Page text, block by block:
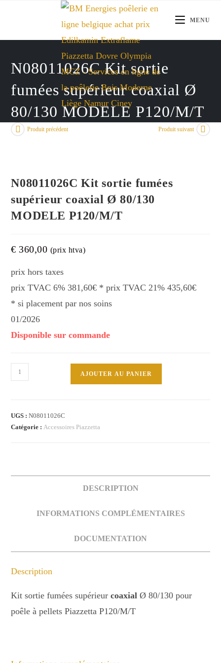
MENU
N08011026C Kit sortie
fumées supérieur coaxial Ø
80/130 MODELE P120/M/T
Produit précédent Produit suivant
N08011026C Kit sortie fumées
supérieur coaxial Ø 80/130
MODELE P120/M/T
€ 360,00 (prix htva)
prix hors taxes
prix TVAC 6% 381,60€ * prix TVAC 21% 435,60€
* si placement par nos soins
01/2026
Disponible sur commande
quantité
de
fumées
supérieur
AJOUTER AU PANIER
UGS :N08011026C
Catégorie :Accessoires Piazzetta
DESCRIPTION
INFORMATIONS COMPLÉMENTAIRES
DOCUMENTATION
Description
Kit sortie fumées supérieurcoaxial Ø 80/130 pour
poêle à pellets Piazzetta P120/M/T